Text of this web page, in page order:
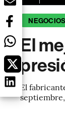
NEGOCIOS
El
El